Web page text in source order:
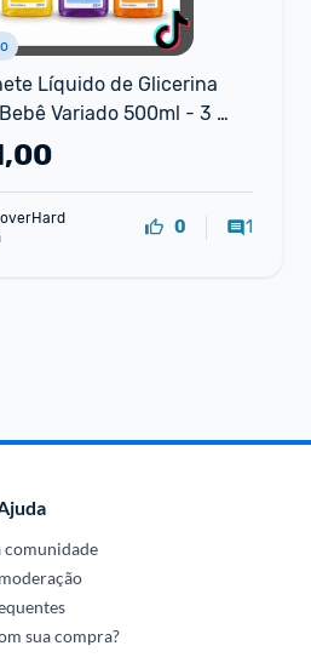
Líquido de Glicerina
Variado 500ml - 3
0 1
comunidade
sua compra?